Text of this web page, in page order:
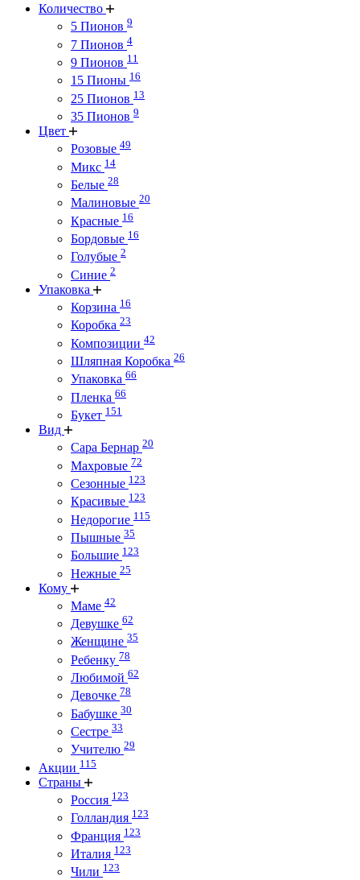
Количество
5 Пионов 9
7 Пионов 4
9 Пионов 11
15 Пионы 16
25 Пионов 13
35 Пионов 9
Цвет
Розовые 49
Микс 14
Белые 28
Малиновые 20
Красные 16
Бордовые 16
Голубые 2
Синие 2
Упаковка
Корзина 16
Коробка 23
Композиции 42
Шляпная Коробка 26
Упаковка 66
Пленка 66
Букет 151
Вид
Сара Бернар 20
Махровые 72
Сезонные 123
Красивые 123
Недорогие 115
Пышные 35
Большие 123
Нежные 25
Кому
Маме 42
Девушке 62
Женщине 35
Ребенку 78
Любимой 62
Девочке 78
Бабушке 30
Сестре 33
Учителю 29
Акции 115
Страны
Россия 123
Голландия 123
Франция 123
Италия 123
Чили 123